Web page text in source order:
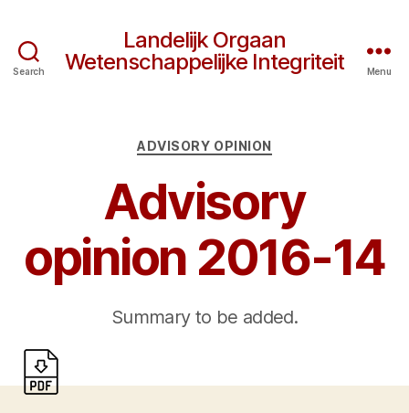
Search
Landelijk Orgaan
Wetenschappelijke Integriteit
Menu
Categories
ADVISORY OPINION
Advisory
opinion 2016-14
Summary to be added.